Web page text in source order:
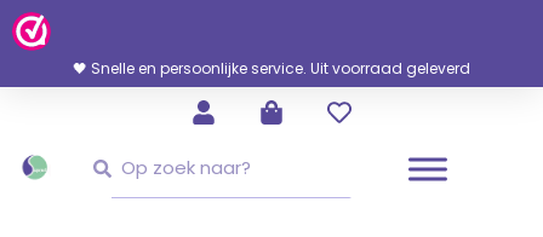
Ga
Naar
Inhoud
🖤 Snelle en persoonlijke service. Uit voorraad geleverd